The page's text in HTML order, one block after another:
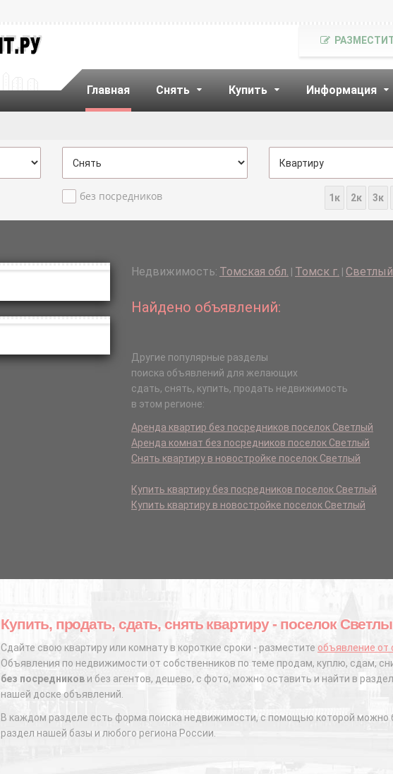
Главная Снять Купить Информация
без посредников 1к 2к 3к
Недвижимость: Томская обл. Томск г.
Найдено объявлений:
Другие популярные разделы
поиска объявлений для желающих
сдать, снять, купить, продать недвижимость
в этом регионе:
Аренда квартир без посредников поселок Светлый
Аренда комнат без посредников поселок Светлый
Снять квартиру в новостройке поселок Светлый
Купить квартиру без посредников поселок Светлый
Купить квартиру в новостройке поселок Светлый
Купить, продать, сдать, снять квартиру - поселок
Сдайте свою квартиру или комнату в короткие сроки - разместите объявление от
Объявления по недвижимости от собственников по теме продам, куплю, сдам,
без посредников и без агентов, дешево, с фото, можно оставить и найти в
нашей доске объявлений.
В каждом разделе есть форма поиска недвижимости, с помощью которой можно
раздел нашей базы и любого региона России.